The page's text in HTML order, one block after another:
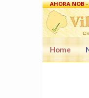
AHORA NOB-
Home